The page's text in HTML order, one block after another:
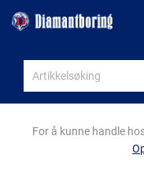
For å kunne handle